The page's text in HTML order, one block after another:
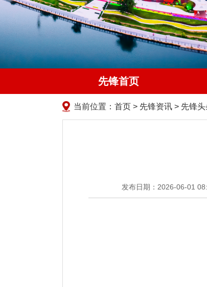
先锋首页
当前位置： 首页 > 先锋资讯 > 先锋头
发布日期：2026-06-01